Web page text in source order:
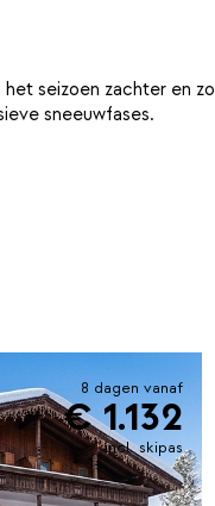
seizoen zachter en
sneeuwfases.
8 dagen vanaf
€ 1.132
incl. skipas